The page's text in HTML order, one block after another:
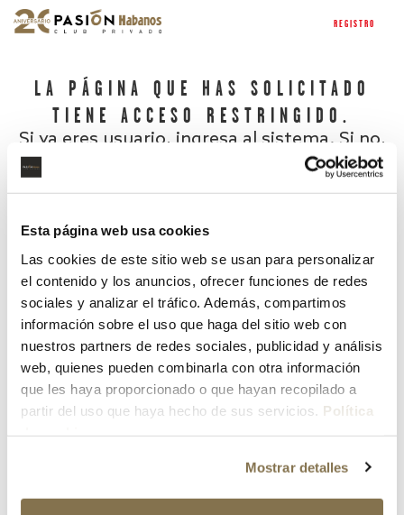
Esta página web usa cookies
Las cookies de este sitio web se usan para personalizar
el contenido y los anuncios, ofrecer funciones de redes
sociales y analizar el tráfico. Además, compartimos
información sobre el uso que haga del sitio web con
nuestros partners de redes sociales, publicidad y análisis
web, quienes pueden combinarla con otra información
que les haya proporcionado o que hayan recopilado a
partir del uso que haya hecho de sus servicios. Política
Mostrar detalles
REGISTRO
LA PÁGINA QUE HAS SOLICITADO
TIENE ACCESO RESTRINGIDO.
Si ya eres usuario, ingresa al sistema. Si no,
¿Has olvidado tu contraseña?